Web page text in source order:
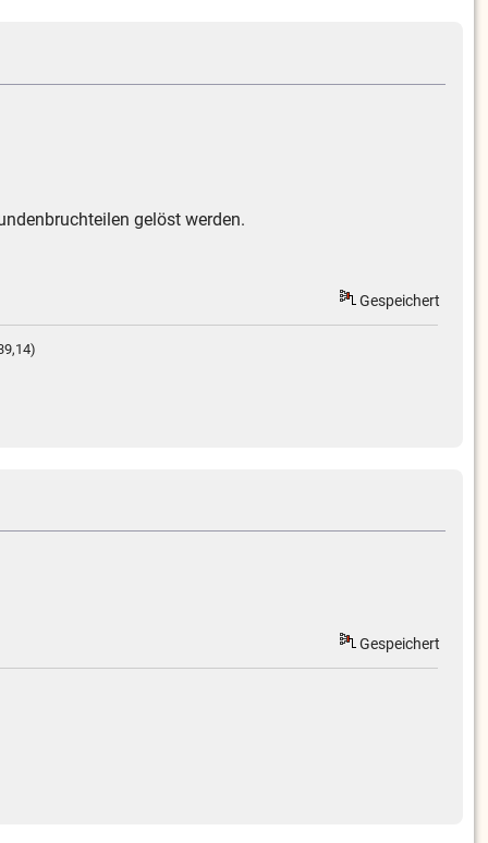
gelöst werden.
Gespeichert
Gespeichert